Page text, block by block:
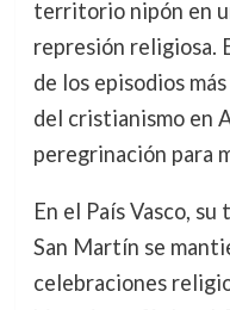
territorio nipón en
represión religiosa.
de los episodios
del cristianismo en
peregrinación para
En el País Vasco,
San Martín se
celebraciones